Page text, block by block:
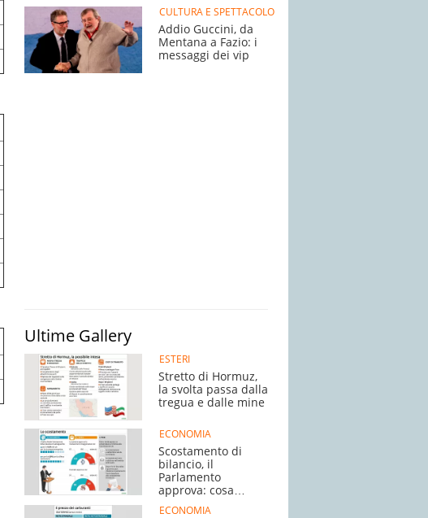
CULTURA E SPETTACOLO
Addio Guccini, da
Mentana a Fazio: i
messaggi dei vip
Ultime Gallery
ESTERI
Stretto di Hormuz,
la svolta passa dalla
tregua e dalle mine
ECONOMIA
Scostamento di
bilancio, il
Parlamento
approva: cosa
succede adesso
ECONOMIA